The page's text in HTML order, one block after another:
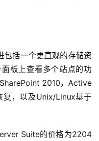
括一个更直观的存储资
板上查看多个站点的功
2010，Active
，以及Unix/Linux基于
Suite的价格为2204